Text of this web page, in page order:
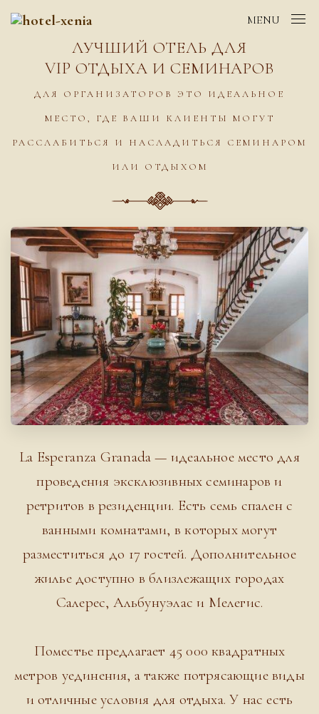
MENU
ЛУЧШИЙ ОТЕЛЬ ДЛЯ
VIP ОТДЫХА И СЕМИНАРОВ
ДЛЯ ОРГАНИЗАТОРОВ ЭТО ИДЕАЛЬНОЕ
МЕСТО, ГДЕ ВАШИ КЛИЕНТЫ МОГУТ
РАССЛАБИТЬСЯ И НАСЛАДИТЬСЯ СЕМИНАРОМ
ИЛИ ОТДЫХОМ
La Esperanza Granada — идеальное место для
проведения эксклюзивных семинаров и
ретритов в резиденции. Есть семь спален с
ванными комнатами, в которых могут
разместиться до 17 гостей. Дополнительное
жилье доступно в близлежащих городах
Салерес, Альбунуэлас и Мелегис.
Поместье предлагает 45 000 квадратных
метров уединения, а также потрясающие виды
и отличные условия для отдыха. У нас есть